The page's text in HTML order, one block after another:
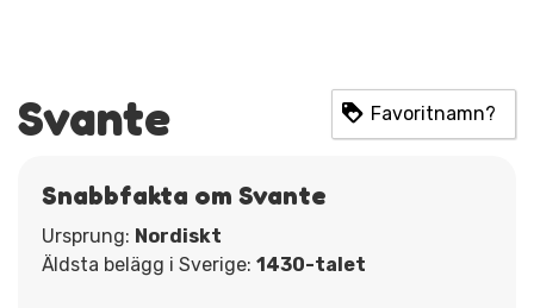
Svante Favoritnamn?
Snabbfakta om Svante
Ursprung: Nordiskt
Äldsta belägg i Sverige: 1430-talet